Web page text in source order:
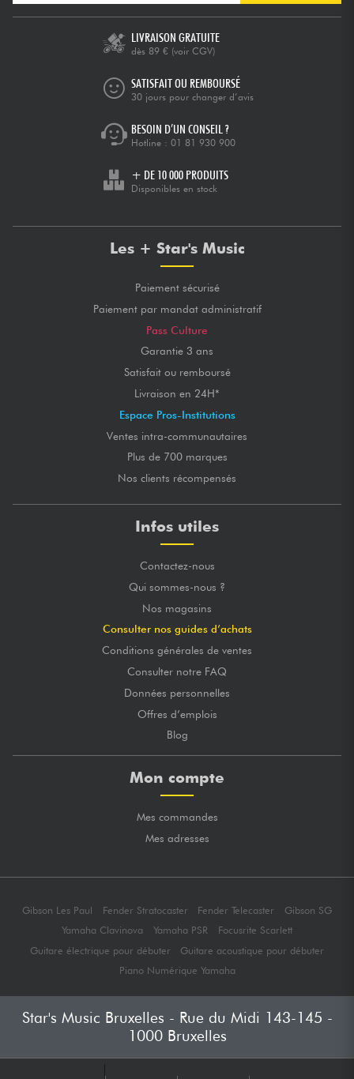
LIVRAISON GRATUITE
dès 89 € (voir CGV)
SATISFAIT OU REMBOURSÉ
30 jours pour changer d’avis
BESOIN D’UN CONSEIL ?
Hotline : 01 81 930 900
+ DE 10 000 PRODUITS
Disponibles en stock
Les + Star's Music
Paiement sécurisé
Paiement par mandat administratif
Pass Culture
Garantie 3 ans
Satisfait ou remboursé
Livraison en 24H*
Espace Pros-Institutions
Ventes intra-communautaires
Plus de 700 marques
Nos clients récompensés
Infos utiles
Contactez-nous
Qui sommes-nous ?
Nos magasins
Consulter nos guides d’achats
Conditions générales de ventes
Consulter notre FAQ
Données personnelles
Offres d’emplois
Blog
Mon compte
Mes commandes
Mes adresses
Gibson Les Paul Fender Stratocaster Fender Telecaster
Gibson SG
Yamaha Clavinova
Yamaha PSR
Focusrite Scarlett
Guitare électrique pour débuter
Guitare acoustique pour débuter
Piano Numérique Yamaha
Star's Music Bruxelles - Rue du Midi 143-145 -
1000 Bruxelles